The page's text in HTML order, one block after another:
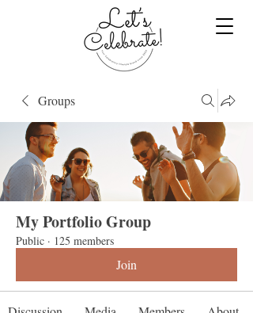
Groups
My Portfolio Group
Public · 125 members
Join